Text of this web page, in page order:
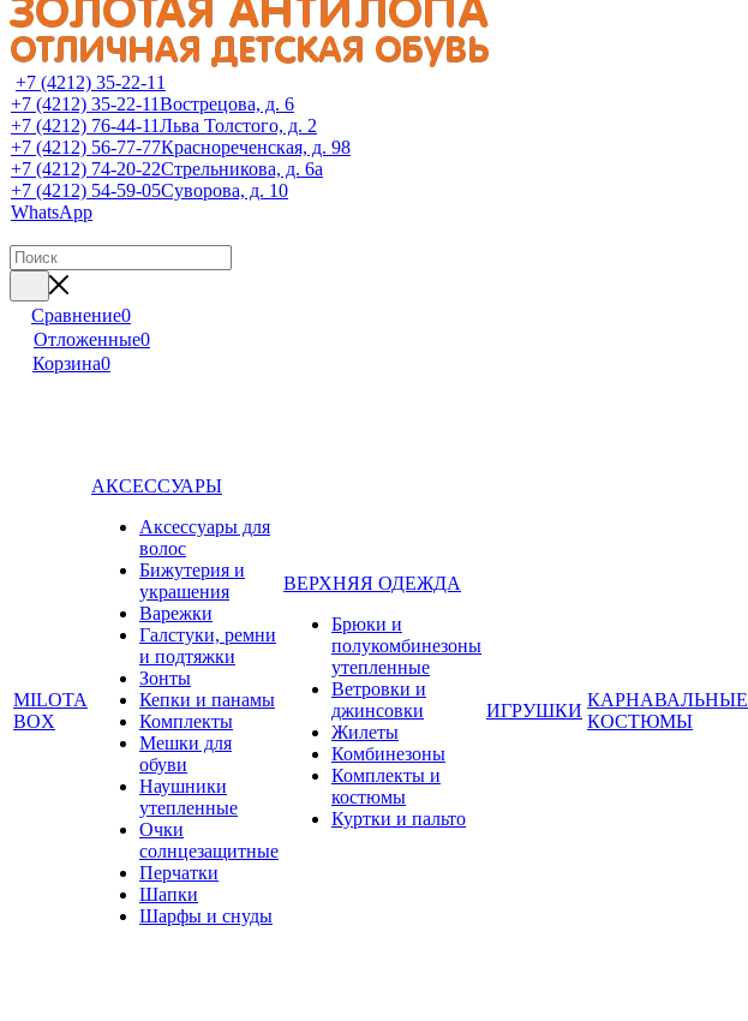
+7 (4212) 35-22-11
+7 (4212) 35-22-11Вострецова, д. 6
+7 (4212) 76-44-11Льва Толстого, д. 2
+7 (4212) 56-77-77Краснореченская, д. 98
+7 (4212) 74-20-22Стрельникова, д. 6а
+7 (4212) 54-59-05Суворова, д. 10
WhatsApp
Сравнение0
Отложенные0
Корзина0
MILOTA
BOX
АКСЕССУАРЫ
Аксессуары для
волос
Бижутерия и
украшения
Варежки
Галстуки, ремни
и подтяжки
Зонты
Кепки и панамы
Комплекты
Мешки для
обуви
Наушники
утепленные
Очки
солнцезащитные
Перчатки
Шапки
Шарфы и снуды
ВЕРХНЯЯ ОДЕЖДА
Брюки и
полукомбинезоны
утепленные
Ветровки и
джинсовки
Жилеты
Комбинезоны
Комплекты и
костюмы
Куртки и пальто
ИГРУШКИ
КАРНАВАЛЬНЫЕ
КОСТЮМЫ